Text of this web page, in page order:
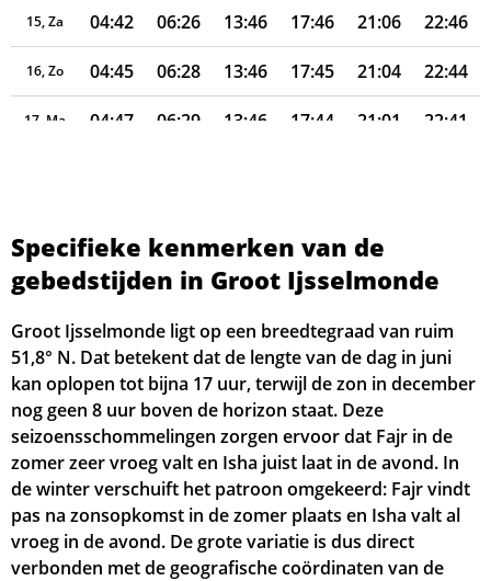
15, Za 04:42 06:26 13:46 17:46 21:06 22:46
16, Zo 04:45 06:28 13:46 17:45 21:04 22:44
17, Ma 04:47 06:29 13:46 17:44 21:01 22:41
20, Do 04:54 06:34 13:45 17:40
04:56 06:36 13:45 17:39 20:53 22:33
22, Za 04:59 06:37 13:45 17:38 20:51 22:31
23, Zo 05:01 06:39 13:44 17:37 20:49
24, Ma 05:03 06:41 13:44 17:36 20:47 22:27
25, Di 05:05 06:42 13:44 17:34 20:45 22:25
26, Wo 05:08 06:44 13:44 17:33 20:42 22:22
Specifieke kenmerken van de
gebedstijden in Groot Ijsselmonde
Groot Ijsselmonde ligt op een breedtegraad van ruim
51,8° N. Dat betekent dat de lengte van de dag in juni
kan oplopen tot bijna 17 uur, terwijl de zon in december
nog geen 8 uur boven de horizon staat. Deze
seizoensschommelingen zorgen ervoor dat Fajr in de
zomer zeer vroeg valt en Isha juist laat in de avond. In
de winter verschuift het patroon omgekeerd: Fajr vindt
pas na zonsopkomst in de zomer plaats en Isha valt al
vroeg in de avond. De grote variatie is dus direct
verbonden met de geografische coördinaten van de